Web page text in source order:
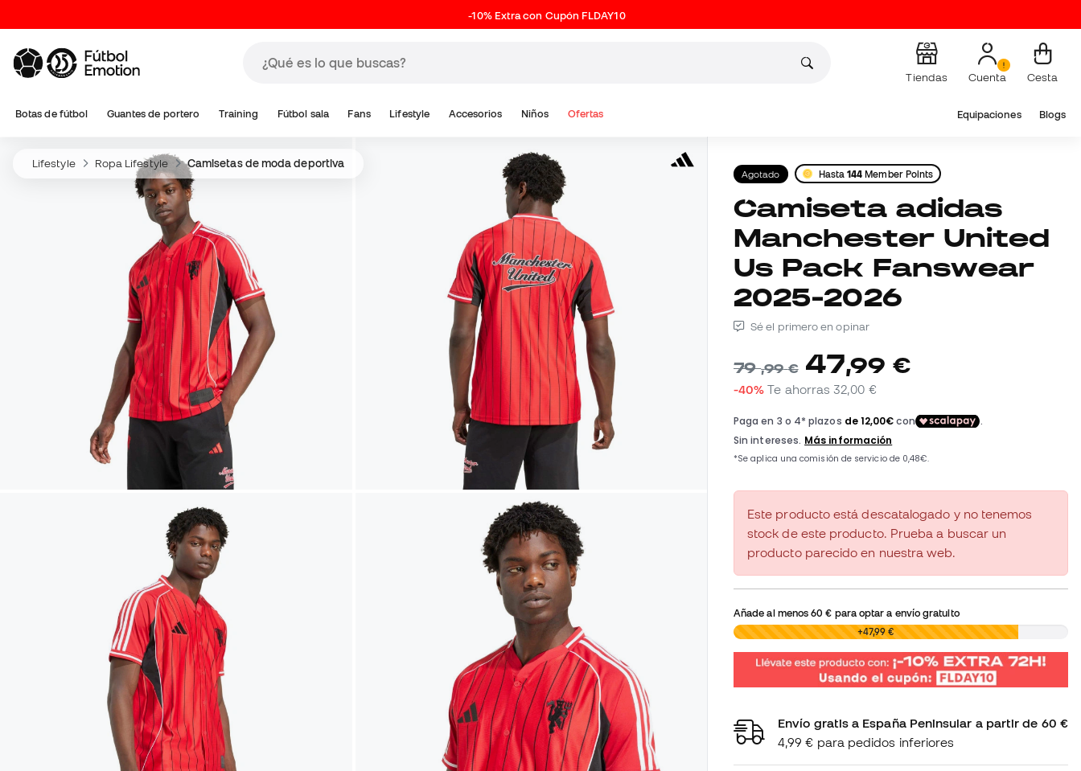
-10% Extra con Cupón FLDAY10
Tiendas Cuenta Cesta
Botas de fútbol Guantes de portero Training Fútbol sala Fans Lifestyle Accesorios Niños Ofertas Equipaciones Blogs
Lifestyle Ropa Lifestyle Camisetas de moda deportiva
Agotado Hasta144 Member Points
Camiseta adidas
Manchester United
Us Pack Fanswear
2025-2026
Sé el primero en opinar
79,99 € 47,99 €
-40% Te ahorras32,00 €
Este producto está descatalogado y no tenemos
stock de este producto. Prueba a buscar un
producto parecido en nuestra web.
Añade al menos60 € para optar a envío gratuito
0,00 € +47,99 €
Envío gratis a España Peninsular a partir de 60 €
4,99 € para pedidos inferiores